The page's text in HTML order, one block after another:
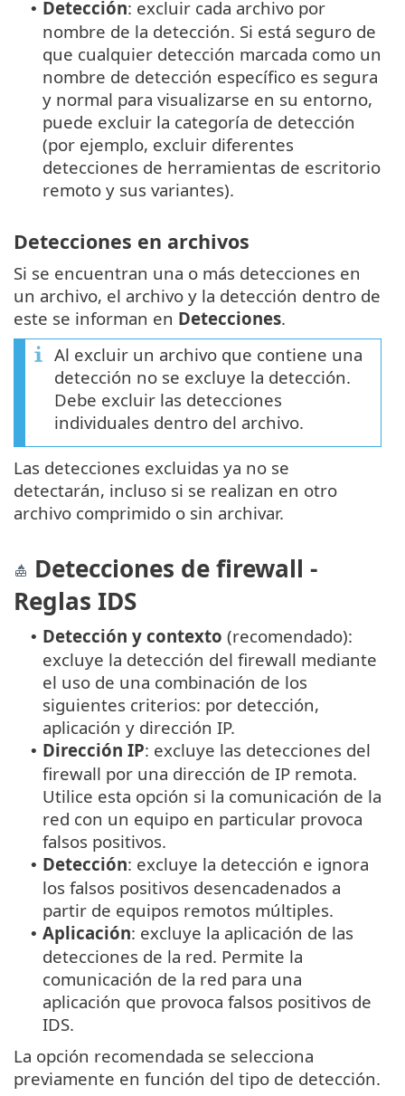
• Detección: excluir cada archivo por
nombre de la detección. Si está seguro de
que cualquier detección marcada como un
nombre de detección específico es segura
y normal para visualizarse en su entorno,
puede excluir la categoría de detección
(por ejemplo, excluir diferentes
detecciones de herramientas de escritorio
remoto y sus variantes).
Detecciones en archivos
Si se encuentran una o más detecciones en
un archivo, el archivo y la detección dentro de
este se informan en Detecciones.
Al excluir un archivo que contiene una
detección no se excluye la detección.
Debe excluir las detecciones
individuales dentro del archivo.
Las detecciones excluidas ya no se
detectarán, incluso si se realizan en otro
archivo comprimido o sin archivar.
Detecciones de firewall -
Reglas IDS
• Detección y contexto (recomendado):
excluye la detección del firewall mediante
el uso de una combinación de los
siguientes criterios: por detección,
aplicación y dirección IP.
• Dirección IP: excluye las detecciones del
firewall por una dirección de IP remota.
Utilice esta opción si la comunicación de la
red con un equipo en particular provoca
falsos positivos.
• Detección: excluye la detección e ignora
los falsos positivos desencadenados a
partir de equipos remotos múltiples.
• Aplicación: excluye la aplicación de las
detecciones de la red. Permite la
comunicación de la red para una
aplicación que provoca falsos positivos de
IDS.
La opción recomendada se selecciona
previamente en función del tipo de detección.